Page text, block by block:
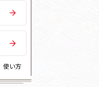
使い方